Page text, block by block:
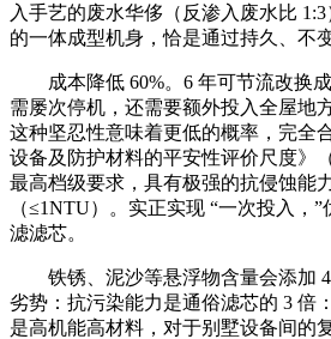
入手艺的废水华侈（反渗入废水比
的一体成型机身，恰是通过持久、不
成本降低 60%。6 年可节流改换成
需屡次停机，还需要额外投入全屋地
这种坚忍性意味着更低的概率，完全
设备及防护材料的平安性评价尺度》
最高档级要求，具有极强的抗侵蚀能
（≤1NTU）。实正实现 “一次投入，
滤滤芯。
铁锈、泥沙等悬浮物含量会添加
劣势：抗污染能力是通俗滤芯的 3 倍
是高机能高材料，对于别墅设备间的